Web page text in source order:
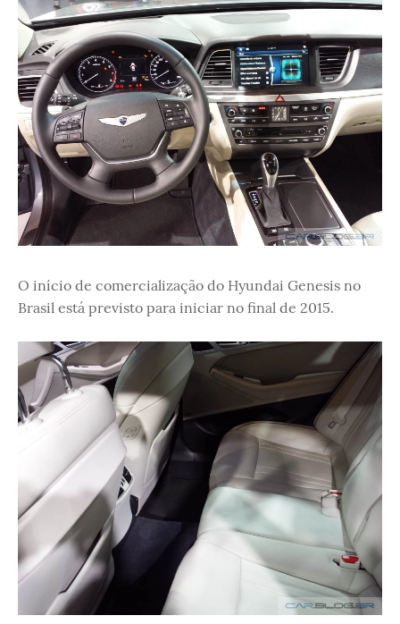
O início de comercialização do Hyundai Genesis no
Brasil está previsto para iniciar no final de 2015.